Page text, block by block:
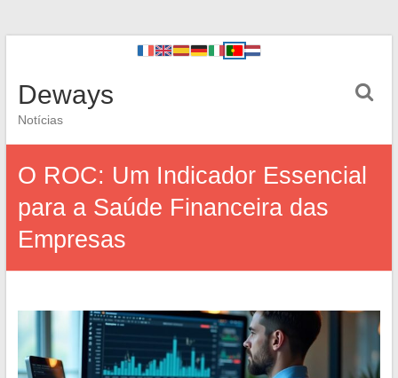
Deways
Notícias
O ROC: Um Indicador Essencial
para a Saúde Financeira das
Empresas